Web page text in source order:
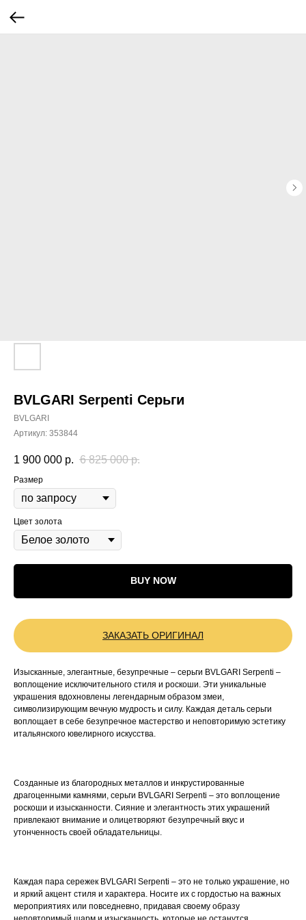
BVLGARI Serpenti Серьги
BVLGARI
Артикул: 353844
1 900 000 р. 6 825 000 р.
Размер
Цвет золота
BUY NOW
ЗАКАЗАТЬ ОРИГИНАЛ
Изысканные, элегантные, безупречные – серьги BVLGARI Serpenti –
воплощение исключительного стиля и роскоши. Эти уникальные
украшения вдохновлены легендарным образом змеи,
символизирующим вечную мудрость и силу. Каждая деталь серьги
воплощает в себе безупречное мастерство и неповторимую эстетику
итальянского ювелирного искусства.
Созданные из благородных металлов и инкрустированные
драгоценными камнями, серьги BVLGARI Serpenti – это воплощение
роскоши и изысканности. Сияние и элегантность этих украшений
привлекают внимание и олицетворяют безупречный вкус и
утонченность своей обладательницы.
Каждая пара сережек BVLGARI Serpenti – это не только украшение, но
и яркий акцент стиля и характера. Носите их с гордостью на важных
мероприятиях или повседневно, придавая своему образу